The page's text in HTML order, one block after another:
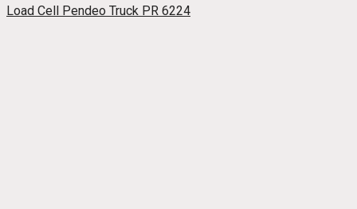
Load Cell Pendeo Truck PR 6224